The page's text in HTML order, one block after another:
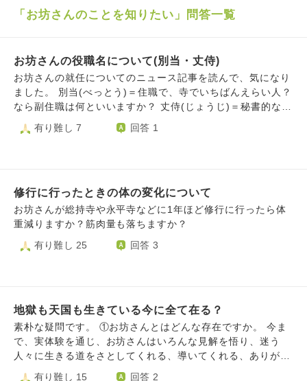
「お坊さんのことを知りたい」問答一覧
お坊さんの役職名について(別当・丈侍)
お坊さんの就任についてのニュース記事を読んで、気になり
ました。 別当(べっとう)＝住職で、寺でいちばんえらい人？
なら副住職は何といいますか？ 丈侍(じょうじ)＝秘書的な
るサイトはないでしょうか。 もしご存じでしたら、ご教示
有り難し 7 回答 1
修行に行ったときの体の変化について
お坊さんが総持寺や永平寺などに1年ほど修行に行ったら体
重減りますか？筋肉量も落ちますか？
有り難し 25
回答 3
地獄も天国も生きている今に全て在る？
素朴な疑問です。 ①お坊さんとはどんな存在ですか。 今ま
で、実体験を通じ、お坊さんはいろんな見解を悟り、迷う
人々に生きる道をさとしてくれる、導いてくれる、ありがた
い存在だと思ってきました。SNSで『お坊さんだから、精神
有り難し 15 回答 2